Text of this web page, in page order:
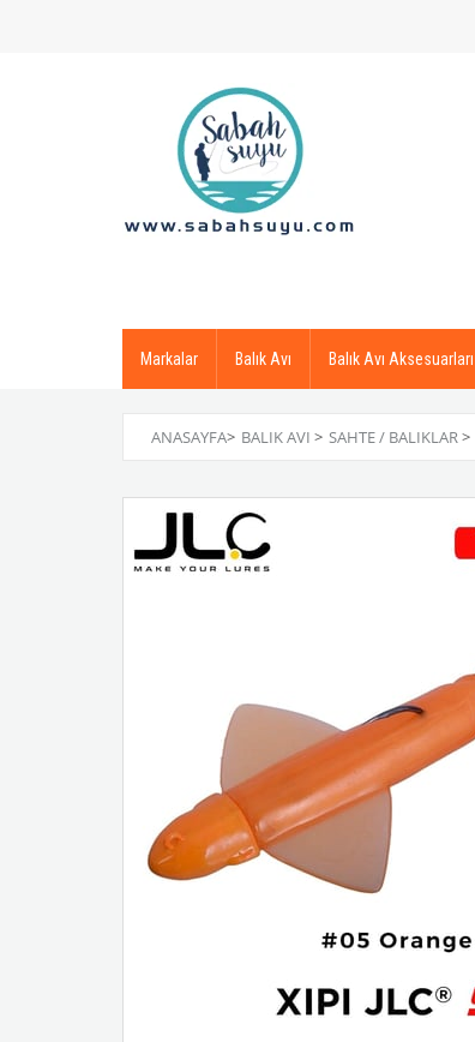
Markalar Balık Avı Balık Avı Aksesuarları
ANASAYFA> BALIK AVI > SAHTE / BALIKLAR>